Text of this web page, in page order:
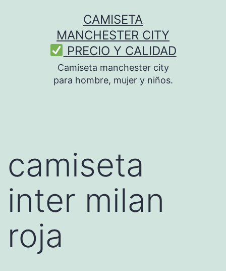
CAMISETA
MANCHESTER CITY
PRECIO Y CALIDAD
Camiseta manchester city
para hombre, mujer y niños.
camiseta
inter milan
roja